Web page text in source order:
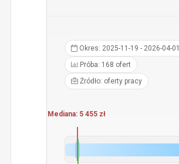
Okres: 2025-11-19 - 2026-04-01
Próba: 168 ofert
Źródło: oferty pracy
Mediana: 5 455 zł